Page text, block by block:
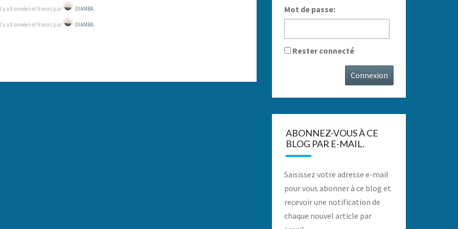
a 8 années et 9 mois par DIAMBA.
a 8 années et 9 mois par DIAMBA.
Mot de passe:
Rester connecté
Connexion
ABONNEZ-VOUS À CE
BLOG PAR E-MAIL.
Saisissez votre adresse e-mail
pour vous abonner à ce blog et
recevoir une notification de
chaque nouvel article par